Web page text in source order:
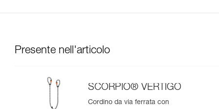
Presente nell'articolo
SCORPIO® VERTIGO
Cordino da via ferrata con